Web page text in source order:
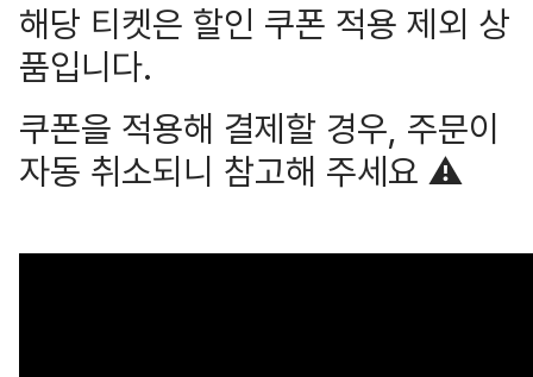
해당 티켓은 할인 쿠폰 적용 제외 상
품입니다.
쿠폰을 적용해 결제할 경우, 주문이
자동 취소되니 참고해 주세요 ⚠️